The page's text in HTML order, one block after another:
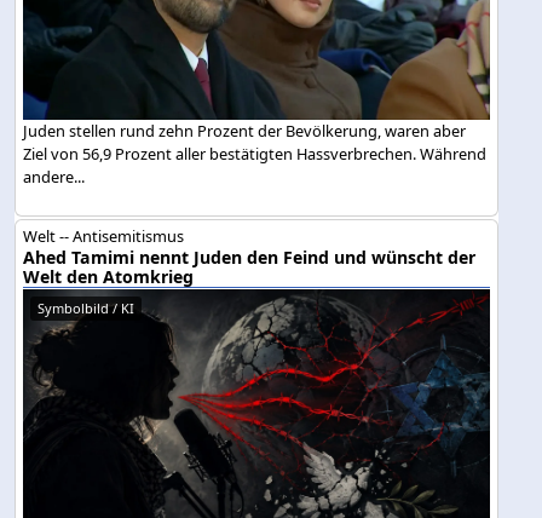
Juden stellen rund zehn Prozent der Bevölkerung, waren aber
Ziel von 56,9 Prozent aller bestätigten Hassverbrechen. Während
andere...
Welt -- Antisemitismus
Ahed Tamimi nennt Juden den Feind und wünscht der
Welt den Atomkrieg
Symbolbild / KI